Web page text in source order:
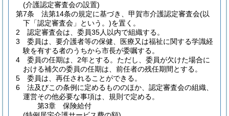
(介護認定審査会の設置)
第7条
法第14条の規定に基づき、甲賀市介護認定審査会(以
下「認定審査会」という。)を置く。
2
認定審査会は、委員35人以内で組織する。
3
委員は、要介護者等の保健、医療又は福祉に関する学識経
験を有する者のうちから市長が委嘱する。
4
委員の任期は、2年とする。 ただし、委員が欠けた場合に
おける補欠の委員の任期は、前任者の残任期間とする。
5
委員は、再任されることができる。
6
法及びこの条例に定めるもののほか、認定審査会の組織、
運営その他必要な事項は、規則で定める。
第3章
保険給付